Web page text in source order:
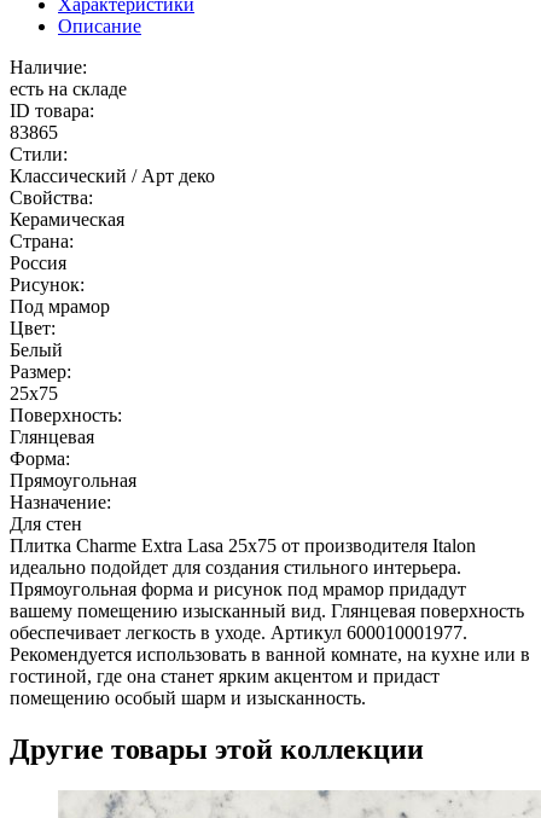
Описание
Наличие:
есть на складе
ID товара:
83865
Стили:
Классический / Арт деко
Свойства:
Керамическая
Страна:
Россия
Рисунок:
Под мрамор
Цвет:
Белый
Размер:
25x75
Поверхность:
Глянцевая
Форма:
Прямоугольная
Назначение:
Для стен
Плитка Charme Extra Lasa 25x75 от производителя Italon
идеально подойдет для создания стильного интерьера.
Прямоугольная форма и рисунок под мрамор придадут
вашему помещению изысканный вид. Глянцевая поверхность
обеспечивает легкость в уходе. Артикул 600010001977.
Рекомендуется использовать в ванной комнате, на кухне или в
гостиной, где она станет ярким акцентом и придаст
помещению особый шарм и изысканность.
Другие товары этой коллекции